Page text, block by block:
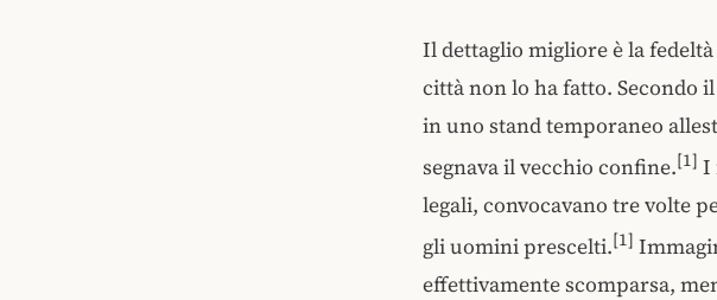
Il dettaglio migliore è la
città non lo ha fatto. Secondo
in uno stand temporaneo
segnava il vecchio confine.[1] I
legali, convocavano tre volte
gli uomini prescelti.[1]
effettivamente scomparsa,